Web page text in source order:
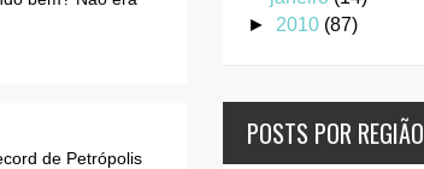
de Petrópolis
► 2010 (87)
POSTS POR REGIÃO